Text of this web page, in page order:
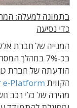
בתמונה למעלה:
כדי נסיעה
המנייה של חברת
בכ-7%
הקווית e-Platform